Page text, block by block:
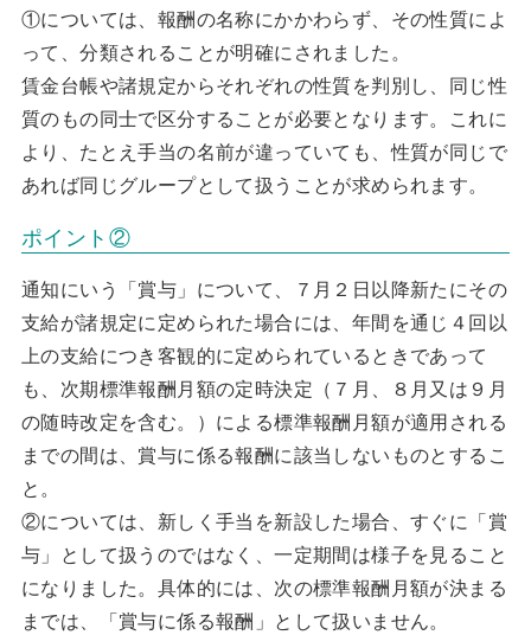
①については、報酬の名称にかかわらず、その性質によ
って、分類されることが明確にされました。
賃金台帳や諸規定からそれぞれの性質を判別し、同じ性
質のもの同士で区分することが必要となります。これに
より、たとえ手当の名前が違っていても、性質が同じで
あれば同じグループとして扱うことが求められます。
ポイント②
通知にいう「賞与」について、７月２日以降新たにその
支給が諸規定に定められた場合には、年間を通じ４回以
上の支給につき客観的に定められているときであって
も、次期標準報酬月額の定時決定（７月、８月又は９月
の随時改定を含む。）による標準報酬月額が適用される
までの間は、賞与に係る報酬に該当しないものとするこ
と。
②については、新しく手当を新設した場合、すぐに「賞
与」として扱うのではなく、一定期間は様子を見ること
になりました。具体的には、次の標準報酬月額が決まる
までは、「賞与に係る報酬」として扱いません。